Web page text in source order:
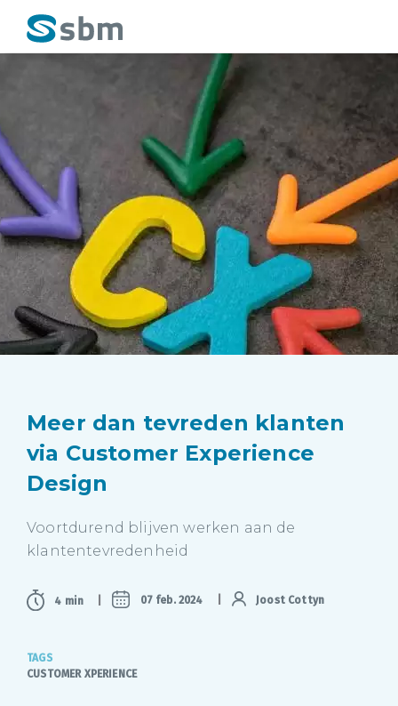
Meer dan tevreden klanten
via Customer Experience
Design
Voortdurend blijven werken aan de
klantentevredenheid
4 min 07 feb. 2024 Joost Cottyn
TAGS
CUSTOMER XPERIENCE